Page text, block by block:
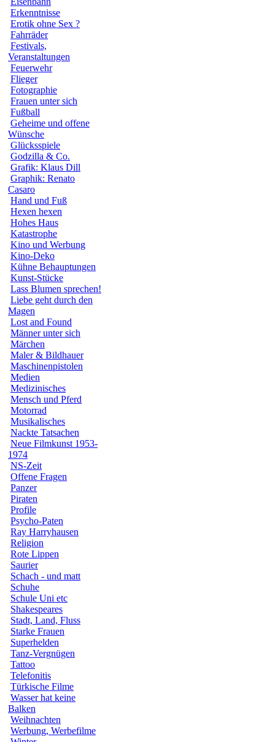
Erkenntnisse
Erotik ohne Sex ?
Fahrräder
Festivals,
Veranstaltungen
Feuerwehr
Flieger
Fotographie
Frauen unter sich
Fußball
Geheime und offene
Wünsche
Glücksspiele
Godzilla & Co.
Grafik: Klaus Dill
Graphik: Renato
Casaro
Hand und Fuß
Hexen hexen
Hohes Haus
Katastrophe
Kino und Werbung
Kino-Deko
Kühne Behauptungen
Kunst-Stücke
Lass Blumen sprechen!
Liebe geht durch den
Magen
Lost and Found
Männer unter sich
Märchen
Maler & Bildhauer
Maschinenpistolen
Medien
Medizinisches
Mensch und Pferd
Motorrad
Musikalisches
Nackte Tatsachen
Neue Filmkunst 1953-
1974
NS-Zeit
Offene Fragen
Panzer
Piraten
Profile
Psycho-Paten
Ray Harryhausen
Religion
Rote Lippen
Saurier
Schach - und matt
Schuhe
Schule Uni etc
Shakespeares
Stadt, Land, Fluss
Starke Frauen
Superhelden
Tanz-Vergnügen
Tattoo
Telefonitis
Türkische Filme
Wasser hat keine
Balken
Weihnachten
Werbung, Werbefilme